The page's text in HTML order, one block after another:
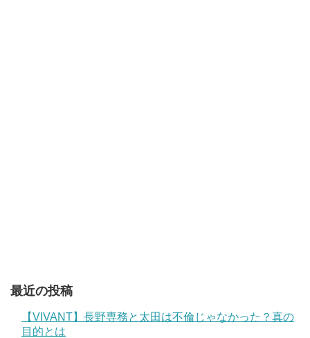
最近の投稿
【VIVANT】長野専務と太田は不倫じゃなかった？真の
目的とは